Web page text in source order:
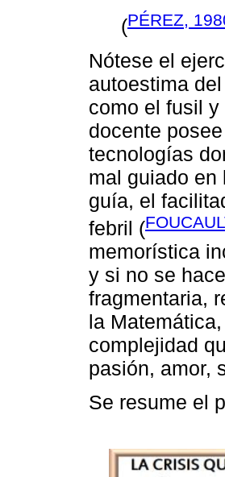
(PÉREZ,
Nótese el
autoestima
como el fusil
docente
tecnologías
mal guiado en
guía, el
febril (
memorística
y si no se
fragmentaria,
la
complejidad
pasión, amor,
Se resume el